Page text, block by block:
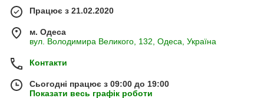
Працює з 21.02.2020
м. Одеса
вул. Володимира Великого, 132, Одеса, Україна
Контакти
Сьогодні працює з 09:00 до 19:00
Показати весь графік роботи